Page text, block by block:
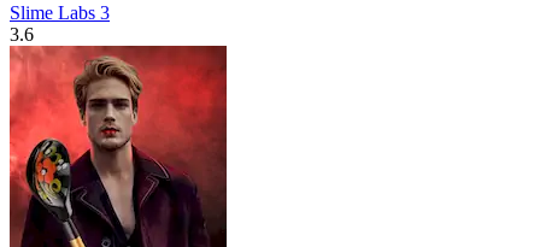
Slime Labs 3
3.6